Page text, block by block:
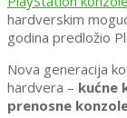
hardverskim
godina predložio
Nova generacija
hardvera – kućne
prenosne